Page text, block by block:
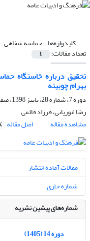
کلیدواژه‌ها =حماسه شفاهی
تعداد مقالات: 1
تحقیق درباره خاستگاه
بهرام چوبینه
دوره 7، شماره 28، پاییز 1398، صفحه
رضا غوریانی، فرزاد قائمی
مشاهده مقاله
اصل مقاله
مقالات آماده انتشار
شماره جاری
شماره‌های پیشین نشریه
دوره 14 (1405)